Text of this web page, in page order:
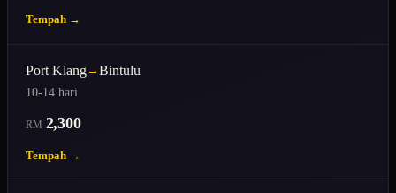
Tempah →
Port Klang→ Bintulu
10-14 hari
RM 2,300
Tempah →